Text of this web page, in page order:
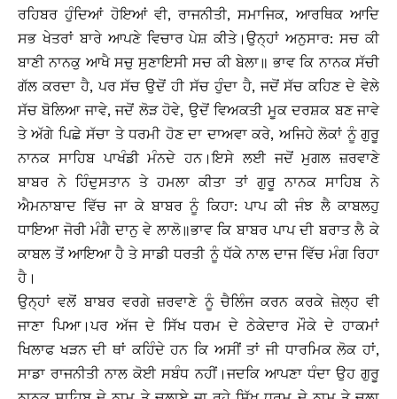
ਰਹਿਬਰ ਹੁੰਦਿਆਂ ਹੋਇਆਂ ਵੀ, ਰਾਜਨੀਤੀ, ਸਮਾਜਿਕ, ਆਰਥਿਕ ਆਦਿ
ਸਭ ਖੇਤਰਾਂ ਬਾਰੇ ਆਪਣੇ ਵਿਚਾਰ ਪੇਸ਼ ਕੀਤੇ।ਉਨ੍ਹਾਂ ਅਨੁਸਾਰ: ਸਚ ਕੀ
ਬਾਣੀ ਨਾਨਕੁ ਆਖੈ ਸਚੁ ਸੁਣਾਇਸੀ ਸਚ ਕੀ ਬੇਲਾ॥ ਭਾਵ ਕਿ ਨਾਨਕ ਸੱਚੀ
ਗੱਲ ਕਰਦਾ ਹੈ, ਪਰ ਸੱਚ ਉਦੋਂ ਹੀ ਸੱਚ ਹੁੰਦਾ ਹੈ, ਜਦੋਂ ਸੱਚ ਕਹਿਣ ਦੇ ਵੇਲੇ
ਸੱਚ ਬੋਲਿਆ ਜਾਵੇ, ਜਦੋਂ ਲੋੜ ਹੋਵੇ, ਉਦੋਂ ਵਿਅਕਤੀ ਮੂਕ ਦਰਸ਼ਕ ਬਣ ਜਾਵੇ
ਤੇ ਅੱਗੇ ਪਿਛੇ ਸੱਚਾ ਤੇ ਧਰਮੀ ਹੋਣ ਦਾ ਦਾਅਵਾ ਕਰੇ, ਅਜਿਹੇ ਲੋਕਾਂ ਨੂੰ ਗੁਰੂ
ਨਾਨਕ ਸਾਹਿਬ ਪਾਖੰਡੀ ਮੰਨਦੇ ਹਨ।ਇਸੇ ਲਈ ਜਦੋਂ ਮੁਗਲ ਜ਼ਰਵਾਣੇ
ਬਾਬਰ ਨੇ ਹਿੰਦੁਸਤਾਨ ਤੇ ਹਮਲਾ ਕੀਤਾ ਤਾਂ ਗੁਰੂ ਨਾਨਕ ਸਾਹਿਬ ਨੇ
ਐਮਨਾਬਾਦ ਵਿੱਚ ਜਾ ਕੇ ਬਾਬਰ ਨੂੰ ਕਿਹਾ: ਪਾਪ ਕੀ ਜੰਝ ਲੈ ਕਾਬਲਹੁ
ਧਾਇਆ ਜੋਰੀ ਮੰਗੈ ਦਾਨੁ ਵੇ ਲਾਲੋ॥ਭਾਵ ਕਿ ਬਾਬਰ ਪਾਪ ਦੀ ਬਰਾਤ ਲੈ ਕੇ
ਕਾਬਲ ਤੋਂ ਆਇਆ ਹੈ ਤੇ ਸਾਡੀ ਧਰਤੀ ਨੂੰ ਧੱਕੇ ਨਾਲ ਦਾਜ ਵਿੱਚ ਮੰਗ ਰਿਹਾ
ਹੈ।
ਉਨ੍ਹਾਂ ਵਲੋਂ ਬਾਬਰ ਵਰਗੇ ਜ਼ਰਵਾਣੇ ਨੂੰ ਚੈਲਿੰਜ ਕਰਨ ਕਰਕੇ ਜ਼ੇਲ੍ਹ ਵੀ
ਜਾਣਾ ਪਿਆ।ਪਰ ਅੱਜ ਦੇ ਸਿੱਖ ਧਰਮ ਦੇ ਠੇਕੇਦਾਰ ਮੌਕੇ ਦੇ ਹਾਕਮਾਂ
ਖਿਲਾਫ ਖੜਨ ਦੀ ਥਾਂ ਕਹਿੰਦੇ ਹਨ ਕਿ ਅਸੀਂ ਤਾਂ ਜੀ ਧਾਰਮਿਕ ਲੋਕ ਹਾਂ,
ਸਾਡਾ ਰਾਜਨੀਤੀ ਨਾਲ ਕੋਈ ਸਬੰਧ ਨਹੀਂ।ਜਦਕਿ ਆਪਣਾ ਧੰਦਾ ਉਹ ਗੁਰੂ